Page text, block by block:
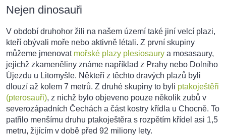
Nejen dinosauři
V období druhohor žili na našem území také jiní velcí plazi,
kteří obývali moře nebo aktivně létali. Z první skupiny
můžeme jmenovat mořské plazy plesiosaury a mosasaury,
jejichž zkameněliny známe například z Prahy nebo Dolního
Újezdu u Litomyšle. Někteří z těchto dravých plazů byli
dlouzí až kolem 7 metrů. Z druhé skupiny to byli ptakoještěři
(pterosauři), z nichž bylo objeveno pouze několik zubů v
severozápadních Čechách a část kostry křídla u Chocně. To
patřilo menšímu druhu ptakoještěra s rozpětím křídel asi 1,5
metru, žijícím v době před 92 miliony lety.